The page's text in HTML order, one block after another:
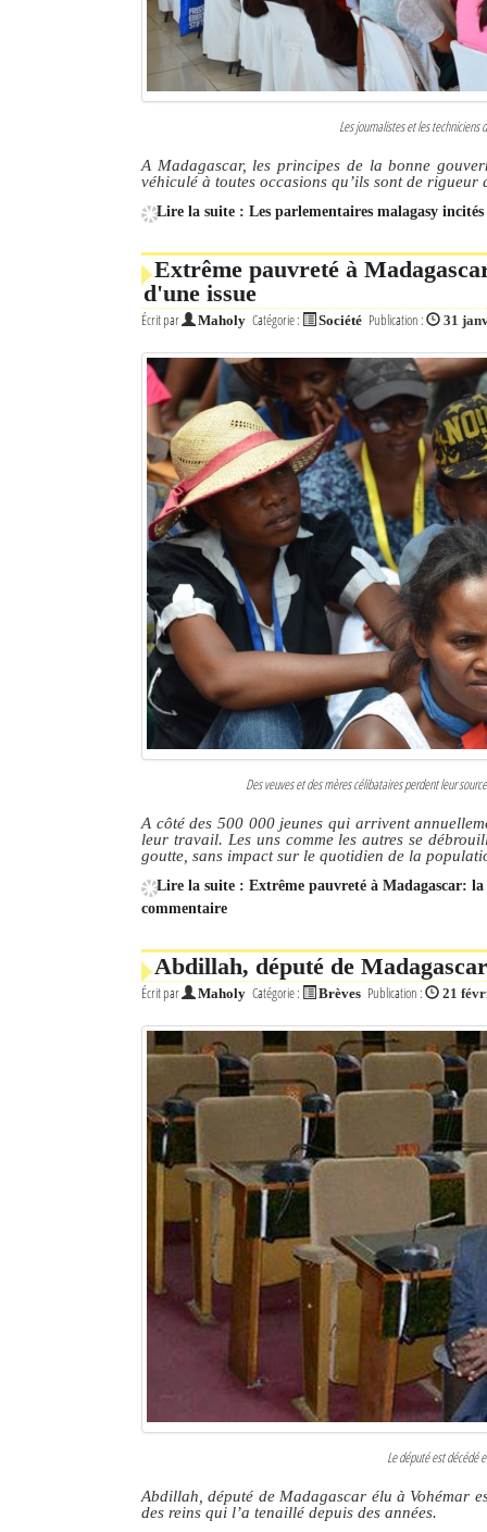
Les journalistes et les
A Madagascar, les principes de la bonne
véhiculé à toutes occasions qu’ils sont de
Lire la suite : Les parlementaires malagasy
Extrême pauvreté à
d'une issue
Écrit par Maholy Catégorie : Société Publication : 31
Des veuves et des mères célibataires perdent leur
A côté des 500 000 jeunes qui arrivent
leur travail. Les uns comme les autres se
goutte, sans impact sur le quotidien de la
Lire la suite : Extrême pauvreté à Madagascar:
commentaire
Abdillah, député de
Écrit par Maholy Catégorie : Brèves Publication : 21
Le député est décédé
Abdillah, député de Madagascar élu à Vohémar
des reins qui l’a tenaillé depuis des années.